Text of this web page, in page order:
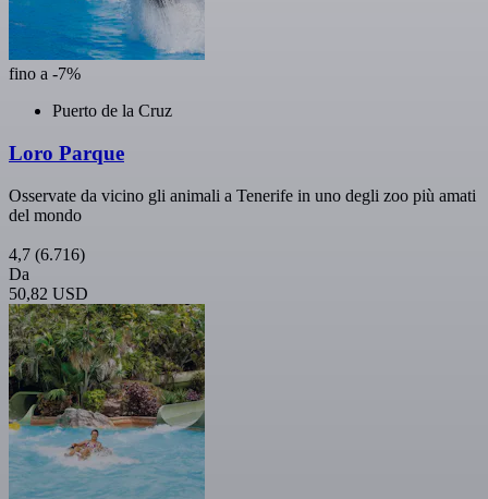
fino a -7%
Puerto de la Cruz
Loro Parque
Osservate da vicino gli animali a Tenerife in uno degli zoo più amati
del mondo
4,7 (6.716)
Da
50,82 USD